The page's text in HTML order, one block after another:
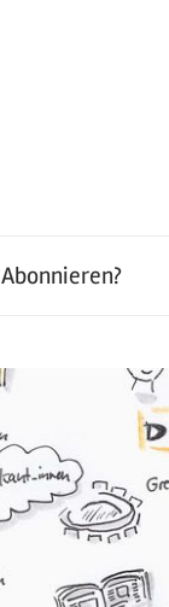
Abonnieren?